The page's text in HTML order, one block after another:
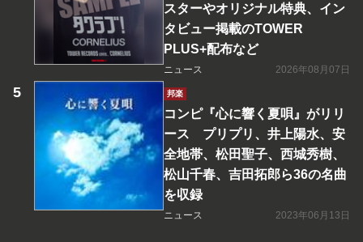
スターやオリジナル特典、イン
タビュー掲載のTOWER
PLUS+配布など
ニュース 2026年08月07日
邦楽
コンピ『心に響く夏唄』がリリ
ース プリプリ、井上陽水、安
全地帯、松田聖子、西城秀樹、
松山千春、吉田拓郎ら36の名曲
を収録
ニュース 2023年06月13日